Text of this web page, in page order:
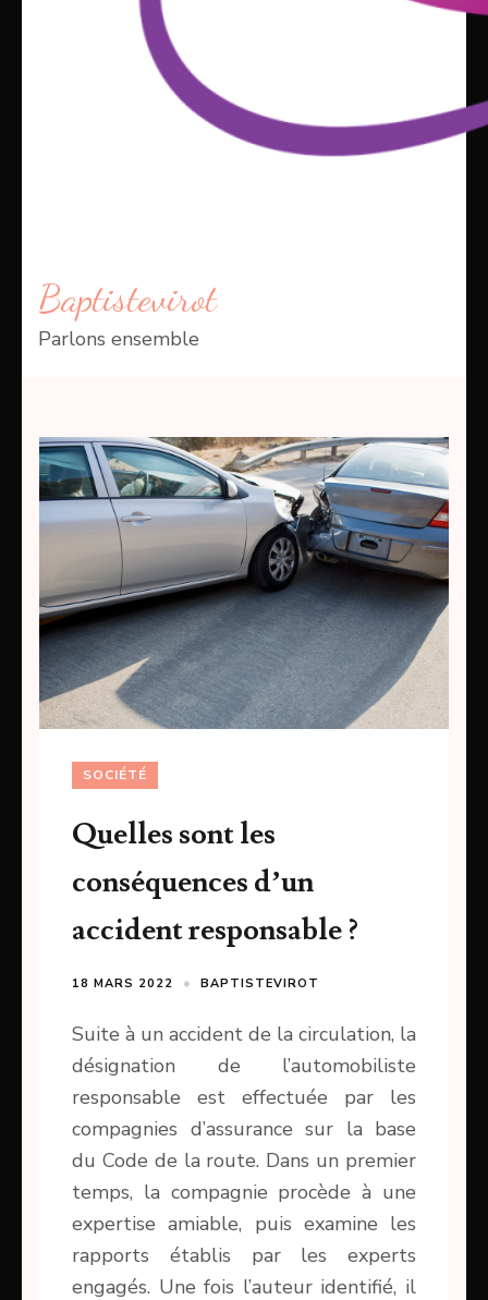
Baptistevirot
Parlons ensemble
SOCIÉTÉ
Quelles sont les
conséquences d’un
accident responsable ?
18 MARS 2022 BAPTISTEVIROT
Suite à un accident de la circulation, la
désignation de l’automobiliste
responsable est effectuée par les
compagnies d’assurance sur la base
du Code de la route. Dans un premier
temps, la compagnie procède à une
expertise amiable, puis examine les
rapports établis par les experts
engagés. Une fois l’auteur identifié, il